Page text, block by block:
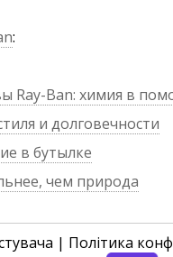
:
Ray-Ban: химия в
и долговечности
в бутылке
чем природа
| Політика